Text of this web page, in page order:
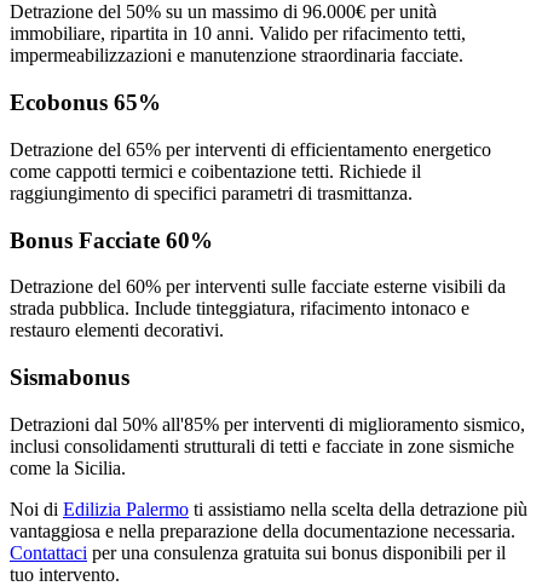
Detrazione del 50% su un massimo di 96.000€ per unità
immobiliare, ripartita in 10 anni. Valido per rifacimento tetti,
impermeabilizzazioni e manutenzione straordinaria facciate.
Ecobonus 65%
Detrazione del 65% per interventi di efficientamento energetico
come cappotti termici e coibentazione tetti. Richiede il
raggiungimento di specifici parametri di trasmittanza.
Bonus Facciate 60%
Detrazione del 60% per interventi sulle facciate esterne visibili da
strada pubblica. Include tinteggiatura, rifacimento intonaco e
restauro elementi decorativi.
Sismabonus
Detrazioni dal 50% all'85% per interventi di miglioramento sismico,
inclusi consolidamenti strutturali di tetti e facciate in zone sismiche
come la Sicilia.
Noi di Edilizia Palermo ti assistiamo nella scelta della detrazione più
vantaggiosa e nella preparazione della documentazione necessaria.
Contattaci per una consulenza gratuita sui bonus disponibili per il
tuo intervento.